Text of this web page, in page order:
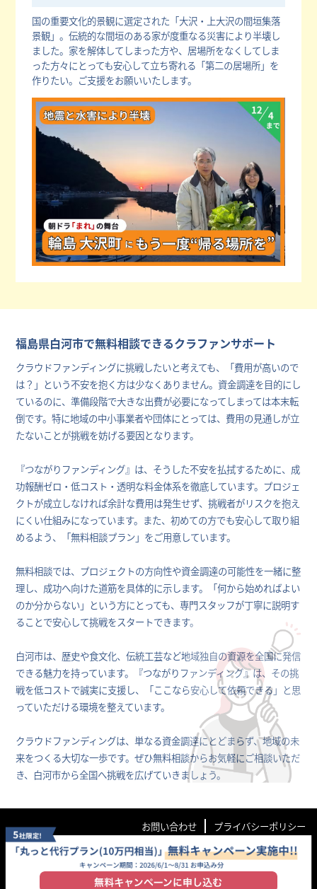
国の重要文化的景観に選定された「大沢・上大沢の間垣集落
景観」。伝統的な間垣のある家が度重なる災害により半壊し
ました。家を解体してしまった方や、居場所をなくしてしま
った方々にとっても安心して立ち寄れる「第二の居場所」を
作りたい。ご支援をお願いいたします。
福島県白河市で無料相談できるクラファンサポート
クラウドファンディングに挑戦したいと考えても、「費用が高いので
は？」という不安を抱く方は少なくありません。資金調達を目的にし
ているのに、準備段階で大きな出費が必要になってしまっては本末転
倒です。特に地域の中小事業者や団体にとっては、費用の見通しが立
たないことが挑戦を妨げる要因となります。
『つながりファンディング』は、そうした不安を払拭するために、成
功報酬ゼロ・低コスト・透明な料金体系を徹底しています。プロジェ
クトが成立しなければ余計な費用は発生せず、挑戦者がリスクを抱え
にくい仕組みになっています。また、初めての方でも安心して取り組
めるよう、「無料相談プラン」をご用意しています。
無料相談では、プロジェクトの方向性や資金調達の可能性を一緒に整
理し、成功へ向けた道筋を具体的に示します。「何から始めればよい
のか分からない」という方にとっても、専門スタッフが丁寧に説明す
ることで安心して挑戦をスタートできます。
白河市は、歴史や食文化、伝統工芸など地域独自の資源を全国に発信
できる魅力を持っています。『つながりファンディング』は、その挑
戦を低コストで誠実に支援し、「ここなら安心して依頼できる」と思
っていただける環境を整えています。
クラウドファンディングは、単なる資金調達にとどまらず、地域の未
来をつくる大切な一歩です。ぜひ無料相談からお気軽にご相談いただ
き、白河市から全国へ挑戦を広げていきましょう。
お問い合わせ プライバシーポリシー